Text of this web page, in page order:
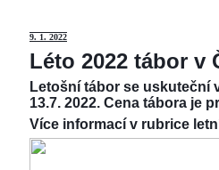
9. 1. 2022
Léto 2022 tábor v
Letošní tábor se uskuteční
13.7. 2022. Cena tábora je
Více informací v rubrice